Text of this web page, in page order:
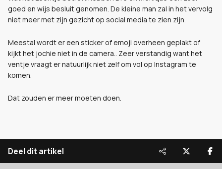
goed en wijs besluit genomen. De kleine man zal in het vervolg
niet meer met zijn gezicht op social media te zien zijn.
Meestal wordt er een sticker of emoji overheen geplakt of
kijkt het jochie niet in de camera.. Zeer verstandig want het
ventje vraagt er natuurlijk niet zelf om vol op Instagram te
komen.
Dat zouden er meer moeten doen.
Deel dit artikel